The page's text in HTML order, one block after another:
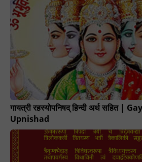
गायत्री रहस्योपनिषद् हिन्दी अर्थ सहित |
Upnishad